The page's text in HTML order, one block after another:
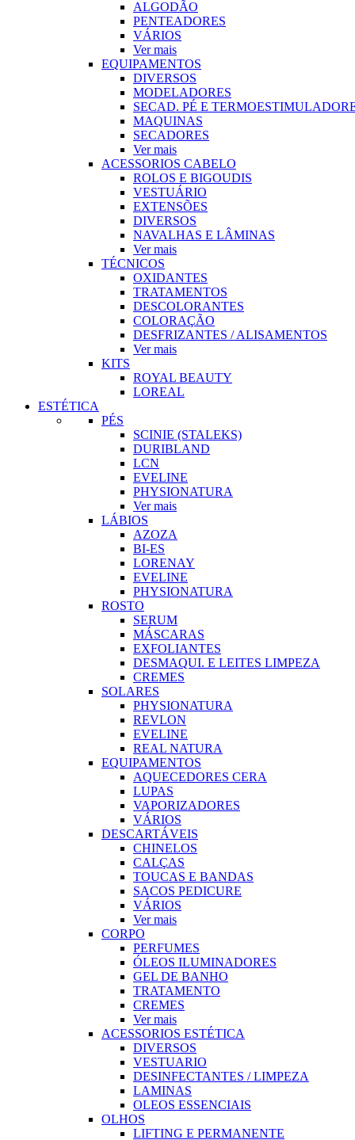
ALGODÃO
PENTEADORES
VÁRIOS
Ver mais
EQUIPAMENTOS
DIVERSOS
MODELADORES
SECAD. PÉ E
MAQUINAS
SECADORES
Ver mais
ACESSORIOS CABELO
ROLOS E BIGOUDIS
VESTUÁRIO
EXTENSÕES
DIVERSOS
NAVALHAS E LÂMINAS
Ver mais
TÉCNICOS
OXIDANTES
TRATAMENTOS
DESCOLORANTES
COLORAÇÃO
DESFRIZANTES / ALISAMENTOS
Ver mais
KITS
ROYAL BEAUTY
LOREAL
ESTÉTICA
PÉS
SCINIE (STALEKS)
DURIBLAND
LCN
EVELINE
PHYSIONATURA
Ver mais
LÁBIOS
AZOZA
BI-ES
LORENAY
EVELINE
PHYSIONATURA
ROSTO
SERUM
MÁSCARAS
EXFOLIANTES
DESMAQUI. E LEITES LIMPEZA
CREMES
SOLARES
PHYSIONATURA
REVLON
EVELINE
REAL NATURA
EQUIPAMENTOS
AQUECEDORES CERA
LUPAS
VAPORIZADORES
VÁRIOS
DESCARTÁVEIS
CHINELOS
CALÇAS
TOUCAS E BANDAS
SACOS PEDICURE
VÁRIOS
Ver mais
CORPO
PERFUMES
ÓLEOS ILUMINADORES
GEL DE BANHO
TRATAMENTO
CREMES
Ver mais
ACESSORIOS ESTÉTICA
DIVERSOS
VESTUARIO
DESINFECTANTES / LIMPEZA
LAMINAS
OLEOS ESSENCIAIS
OLHOS
LIFTING E PERMANENTE